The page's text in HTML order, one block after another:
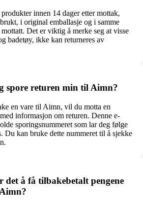
innen 14 dager etter mottak,
i original emballasje og i samme
Det er viktig å merke seg at visse
badetøy, ikke kan returneres av
spore returen min til Aimn?
en vare til Aimn, vil du motta en
informasjon om returen. Denne e-
sporingsnummeret som lar deg følge
Du kan bruke dette nummeret til å sjekke
å få tilbakebetalt pengene